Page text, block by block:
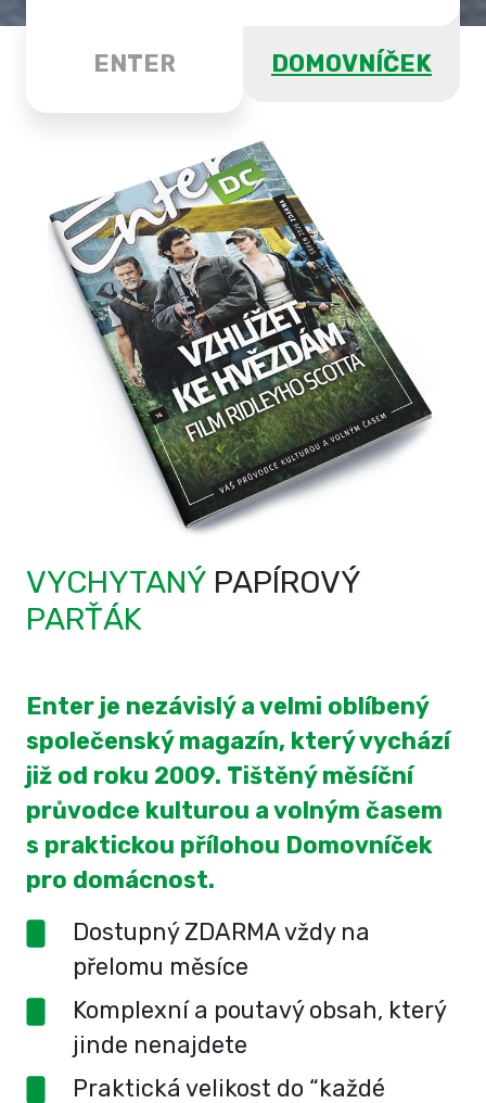
ENTER DOMOVNÍČEK
VYCHYTANÝ PAPÍROVÝ
PARŤÁK
Enter je nezávislý a velmi oblíbený
společenský magazín, který vychází
již od roku 2009. Tištěný měsíční
průvodce kulturou a volným časem
s praktickou přílohou Domovníček
pro domácnost.
Dostupný ZDARMA vždy na
přelomu měsíce
Komplexní a poutavý obsah, který
jinde nenajdete
Praktická velikost do “každé